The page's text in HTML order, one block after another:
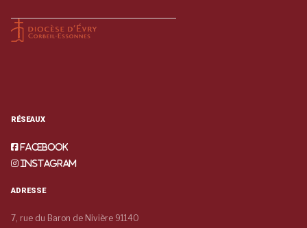
RÉSEAUX
Facebook
Instagram
ADRESSE
7, rue du Baron de Nivière 91140